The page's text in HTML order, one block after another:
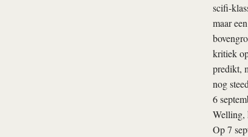
scifi-
maar
kritiek
predikt,
nog
6
Welling,
Op 7